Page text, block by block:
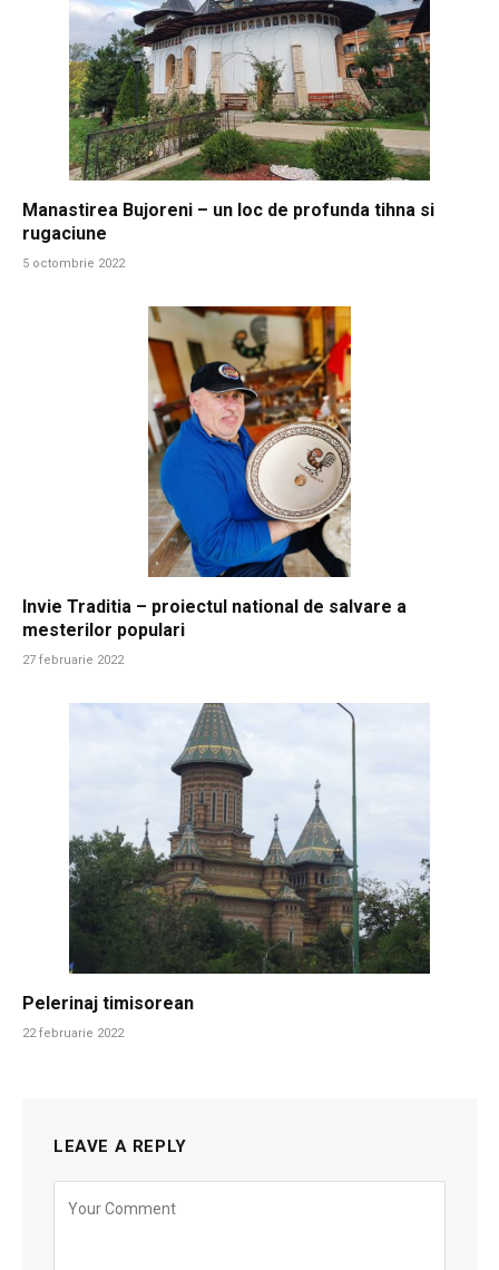
Manastirea Bujoreni – un loc de profunda tihna si
rugaciune
5 octombrie 2022
Invie Traditia – proiectul national de salvare a
mesterilor populari
27 februarie 2022
Pelerinaj timisorean
22 februarie 2022
LEAVE A REPLY